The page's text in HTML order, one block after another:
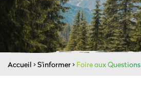
Accueil >S'informer> Foire aux Questions